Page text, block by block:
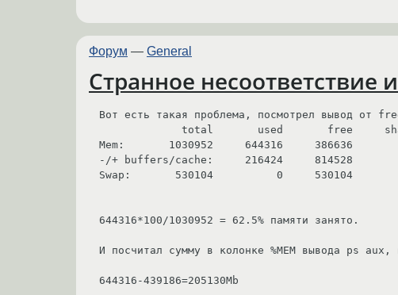
Форум — General
Странное несоответствие
Вот есть такая проблема, посмотрел вывод от
Mem:       1030952     644316     386636
-/+ buffers/cache:     216424     814528
Swap:       530104          0     530104
644316*100/1030952 = 62.5% памяти занято.
И посчитал сумму в колонке %MEM вывода ps
644316-439186=205130Mb